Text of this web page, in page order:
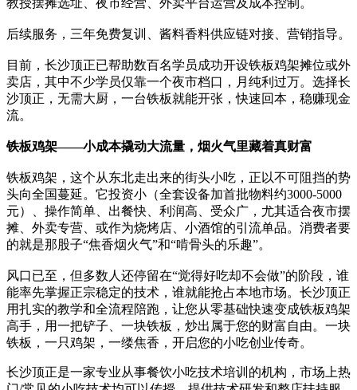
后续服务，三年免费复训、酱料香料供应链对接、营销指导。
目前，长沙顶正已帮助数百名学员成功开设铁板鸡架摊位或外
卖店，其中不少学员仅靠一个夜市档口，月纯利过万。选择长
沙顶正，无需大厨，一台铁板就能开张，快速回本，稳赚现金
流。
铁板鸡架——小成本撬动大流量，烟火气里藏着真财富
铁板鸡架，这个从东北走出来的街头小吃，正以不可阻挡的势
头向全国蔓延。它投资小（全套设备加首批物料约3000-5000
元）、操作简单、出餐快、利润高、受众广，尤其适合夜市摆
摊、外卖专营、或作为烧烤店、小酒馆的引流单品。消费者要
的就是那股子“焦香烟火气”和“啃骨头的乐趣”。
风口已至，但多数人还停留在“觉得好吃却不会做”的阶段，谁
能率先掌握正宗稳定的技术，谁就能抢占本地市场。长沙顶正
用扎实的教学和全流程陪跑，让您从零基础快速变成铁板鸡架
高手，用一把铲子、一块铁板，炒出属于您的财富自由。一块
铁板，一只鸡架，一缕焦香，开启您的小吃创业传奇。
长沙顶正是一家专业从事餐饮小吃技术培训的机构，市场上热